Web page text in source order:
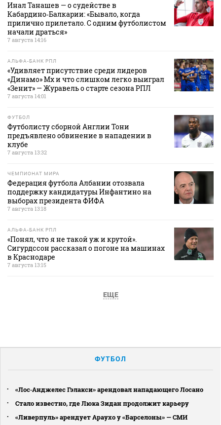
Инал Танашев — о судействе в
Кабардино‑Балкарии: «Бывало, когда
прилично прилетало. С одним футболистом
начали драться»
7 августа 14:16
АЛЬФА-БАНК РПЛ
«Удивляет присутствие среди лидеров
«Динамо» Мх и что слишком легко выиграл
«Зенит» — Журавель о старте сезона РПЛ
7 августа 14:01
ФУТБОЛ
Футболисту сборной Англии Тони
предъявлено обвинение в нападении в
клубе
7 августа 13:32
ЧЕМПИОНАТ МИРА
Федерация футбола Албании отозвала
поддержку кандидатуры Инфантино на
выборах президента ФИФА
7 августа 13:18
АЛЬФА-БАНК РПЛ
«Понял, что я не такой уж и крутой».
Сигурдссон рассказал о погоне на машинах
в Краснодаре
7 августа 13:15
ЕЩЕ
ФУТБОЛ
«Лос‑Анджелес Гэлакси» арендовал нападающего Лосано
Стало известно, где Люка Зидан продолжит карьеру
«Ливерпуль» арендует Араухо у «Барселоны» — СМИ